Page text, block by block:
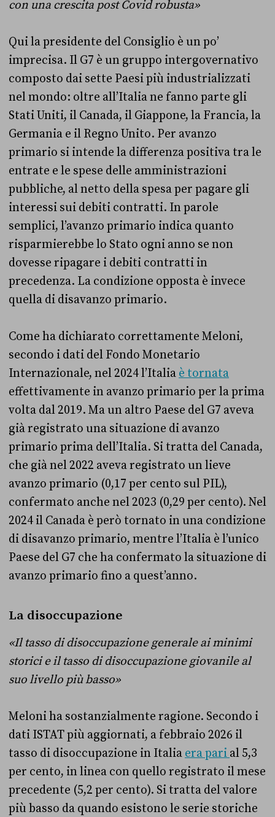
con una crescita post Covid robusta»
Qui la presidente del Consiglio è un po’
imprecisa. Il G7 è un gruppo intergovernativo
composto dai sette Paesi più industrializzati
nel mondo: oltre all’Italia ne fanno parte gli
Stati Uniti, il Canada, il Giappone, la Francia, la
Germania e il Regno Unito. Per avanzo
primario si intende la differenza positiva tra le
entrate e le spese delle amministrazioni
pubbliche, al netto della spesa per pagare gli
interessi sui debiti contratti. In parole
semplici, l’avanzo primario indica quanto
risparmierebbe lo Stato ogni anno se non
dovesse ripagare i debiti contratti in
precedenza. La condizione opposta è invece
quella di disavanzo primario.
Come ha dichiarato correttamente Meloni,
secondo i dati del Fondo Monetario
Internazionale, nel 2024 l’Italia è tornata
effettivamente in avanzo primario per la prima
volta dal 2019. Ma un altro Paese del G7 aveva
già registrato una situazione di avanzo
primario prima dell’Italia. Si tratta del Canada,
che già nel 2022 aveva registrato un lieve
avanzo primario (0,17 per cento sul PIL),
confermato anche nel 2023 (0,29 per cento). Nel
2024 il Canada è però tornato in una condizione
di disavanzo primario, mentre l’Italia è l’unico
Paese del G7 che ha confermato la situazione di
avanzo primario fino a quest’anno.
La disoccupazione
«Il tasso di disoccupazione generale ai minimi
storici e il tasso di disoccupazione giovanile al
suo livello più basso»
Meloni ha sostanzialmente ragione. Secondo i
dati ISTAT più aggiornati, a febbraio 2026 il
tasso di disoccupazione in Italia era pari al 5,3
per cento, in linea con quello registrato il mese
precedente (5,2 per cento). Si tratta del valore
più basso da quando esistono le serie storiche